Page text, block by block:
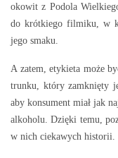
okowit z Podola
do krótkiego filmiku, w
jego smaku.
A zatem, etykieta może
trunku, który zamknięty
aby konsument miał jak
alkoholu. Dzięki temu,
w nich ciekawych historii.